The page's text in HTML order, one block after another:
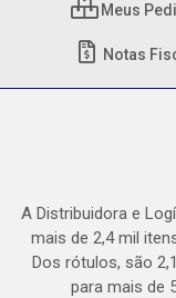
Meus
Notas
A Distribuidora e
mais de 2,4 mil
Dos rótulos, são
para mais de